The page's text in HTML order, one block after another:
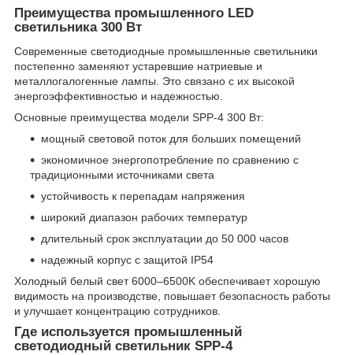
Преимущества промышленного LED
светильника 300 Вт
Современные светодиодные промышленные светильники
постепенно заменяют устаревшие натриевые и
металлогалогенные лампы. Это связано с их высокой
энергоэффективностью и надежностью.
Основные преимущества модели SPP-4 300 Вт:
мощный световой поток для больших помещений
экономичное энергопотребление по сравнению с
традиционными источниками света
устойчивость к перепадам напряжения
широкий диапазон рабочих температур
длительный срок эксплуатации до 50 000 часов
надежный корпус с защитой IP54
Холодный белый свет 6000–6500K обеспечивает хорошую
видимость на производстве, повышает безопасность работы
и улучшает концентрацию сотрудников.
Где используется промышленный
светодиодный светильник SPP-4